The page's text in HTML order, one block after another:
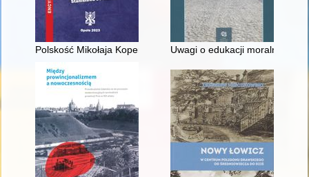
Polskość Mikołaja Kopernika z rodu ŚlązakaUwagi o edukacji moralnej